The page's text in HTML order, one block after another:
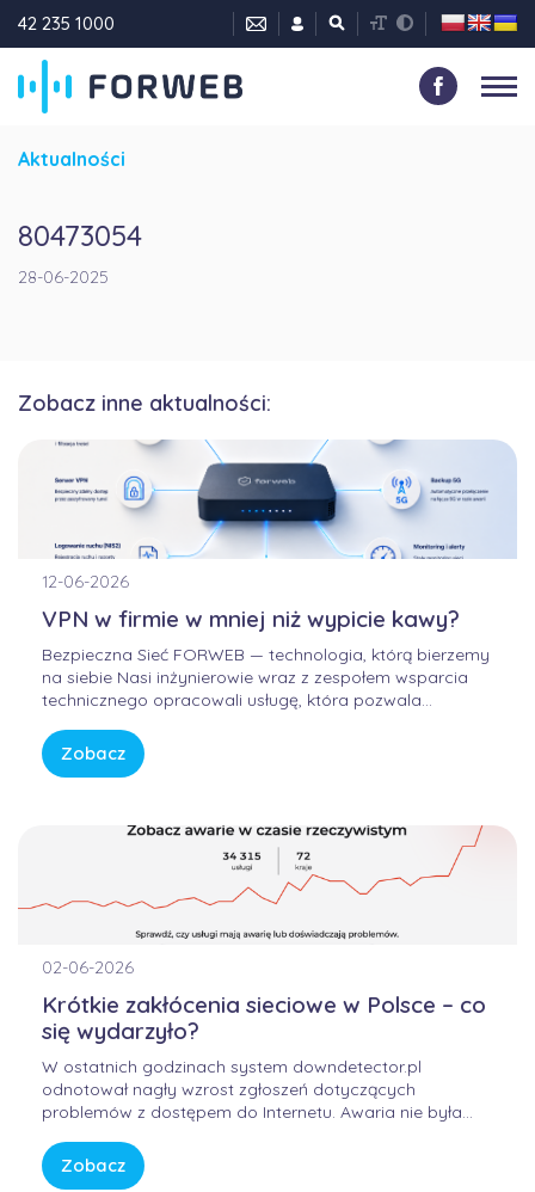
42 235 1000
Aktualności
80473054
28-06-2025
Zobacz inne aktualności:
12-06-2026
VPN w firmie w mniej niż wypicie kawy?
Bezpieczna Sieć FORWEB — technologia, którą bierzemy
na siebie Nasi inżynierowie wraz z zespołem wsparcia
technicznego opracowali usługę, która pozwala
przewidywalny. Bez samodzielnego konfigurowania
skomplikowanych urządzeń, bez studiowania
Zobacz
02-06-2026
Krótkie zakłócenia sieciowe w Polsce – co
się wydarzyło?
W ostatnich godzinach system downdetector.pl
odnotował nagły wzrost zgłoszeń dotyczących
problemów z dostępem do Internetu. Awaria nie była
lecz wynikała z przejściowego błędu w globalnej
infrastrukturze trasowania danych. Internet przypomina
Zobacz